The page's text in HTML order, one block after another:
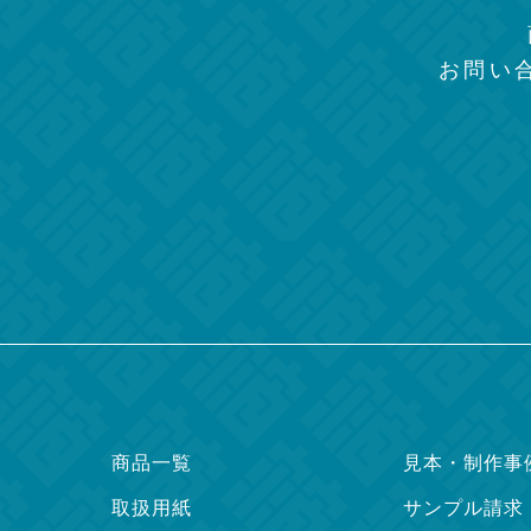
お問い
商品一覧
取扱用紙
見本・制作事
サンプル請求